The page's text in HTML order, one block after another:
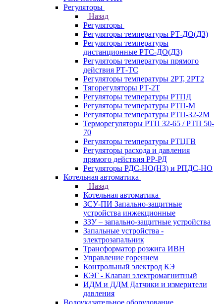
Регуляторы
Назад
Регуляторы
Регуляторы температуры РТ-ДО(ДЗ)
Регуляторы температуры
дистанционные РТС-ДО(ДЗ)
Регуляторы температуры прямого
действия РТ-ТС
Регуляторы температуры 2РТ, 2РT2
Тягорегуляторы РТ-2Т
Регуляторы температуры РТПД
Регуляторы температуры РТП-M
Регуляторы температуры РТП-32-2М
Терморегуляторы РТП 32-65 / РТП 50-
70
Регуляторы температуры РТЦГВ
Регуляторы расхода и давления
прямого действия РР-РД
Регуляторы РДС-НО(НЗ) и РПДС-НО
Котельная автоматика
Назад
Котельная автоматика
ЗСУ-ПИ Запально-защитные
устройства инжекционные
ЗЗУ – запально-защитные устройства
Запальные устройства -
электрозапальник
Трансформатор розжига ИВН
Управление горением
Контрольный электрод КЭ
КЭГ - Клапан электромагнитный
ИДМ и ДДМ Датчики и измерители
давления
Водоуказательное оборудование